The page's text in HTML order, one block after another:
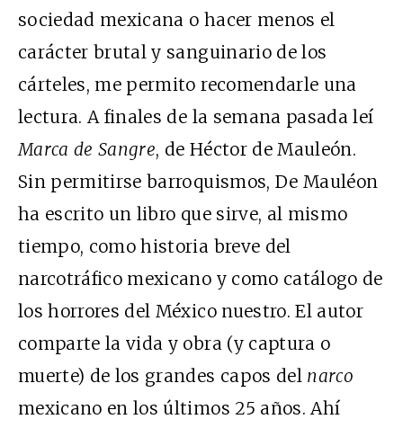
sociedad mexicana o hacer menos el
carácter brutal y sanguinario de los
cárteles, me permito recomendarle una
lectura. A finales de la semana pasada leí
Marca de Sangre, de Héctor de Mauleón.
Sin permitirse barroquismos, De Mauléon
ha escrito un libro que sirve, al mismo
tiempo, como historia breve del
narcotráfico mexicano y como catálogo de
los horrores del México nuestro. El autor
comparte la vida y obra (y captura o
muerte) de los grandes capos del narco
mexicano en los últimos 25 años. Ahí